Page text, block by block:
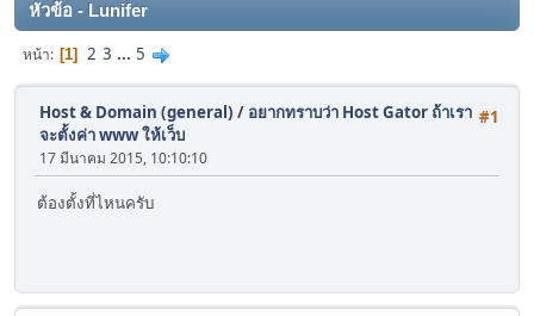
หัวข้อ - Lunifer
หน้า 1 2 3 ... 5
#1
Host & Domain (general) / อยากทราบว่า Host Gator ถ้าเรา
จะตั้งค่า www ให้เว็บ
17 มีนาคม 2015, 10:10:10
ต้องตั้งที่ไหนครับ